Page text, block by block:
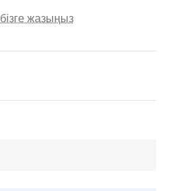
бізге жазыңыз